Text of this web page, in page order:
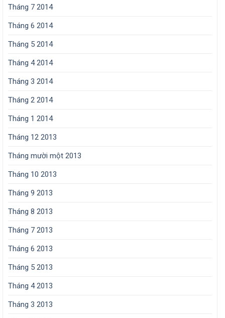
Tháng 7 2014
Tháng 6 2014
Tháng 5 2014
Tháng 4 2014
Tháng 3 2014
Tháng 2 2014
Tháng 1 2014
Tháng 12 2013
Tháng mười một 2013
Tháng 10 2013
Tháng 9 2013
Tháng 8 2013
Tháng 7 2013
Tháng 6 2013
Tháng 5 2013
Tháng 4 2013
Tháng 3 2013